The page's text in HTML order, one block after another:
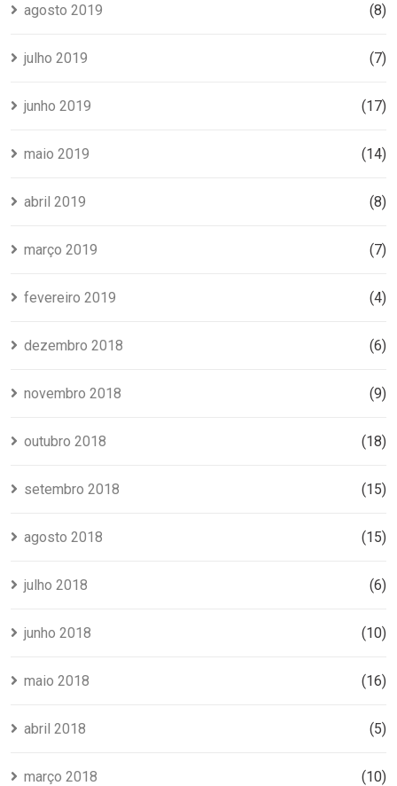
agosto 2019 (8)
julho 2019 (7)
junho 2019 (17)
maio 2019 (14)
abril 2019 (8)
março 2019 (7)
fevereiro 2019 (4)
dezembro 2018 (6)
novembro 2018 (9)
outubro 2018 (18)
setembro 2018 (15)
agosto 2018 (15)
julho 2018 (6)
junho 2018 (10)
maio 2018 (16)
abril 2018 (5)
março 2018 (10)